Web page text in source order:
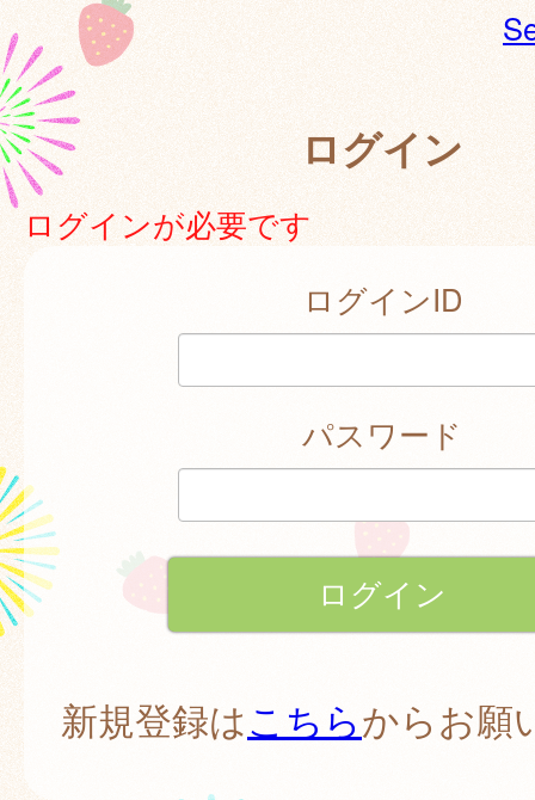
ログイン
ログインが必要です
ログインID
パスワード
新規登録はこちらからお願